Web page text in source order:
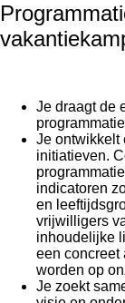
Je draagt de
Je ontwikkelt
initiatieven.
indicatoren
en
vrijwilligers
inhoudelijke
een concreet
worden op
Je zoekt